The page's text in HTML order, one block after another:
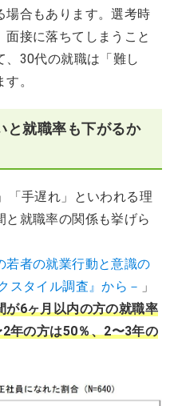
場合もあります。選考時
接に落ちてしまうこと
、30代の就職は「難し
。
と就職率も下がるか
「手遅れ」といわれる理
就職率の関係も挙げら
若者の就業行動と意識の
スタイル調査』から－ 」
が6ヶ月以内の方の就職率
年の方は50％、2〜3年の